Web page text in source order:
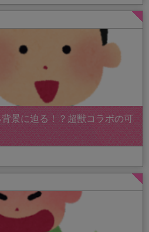
景に迫る！？超獣コラボの可